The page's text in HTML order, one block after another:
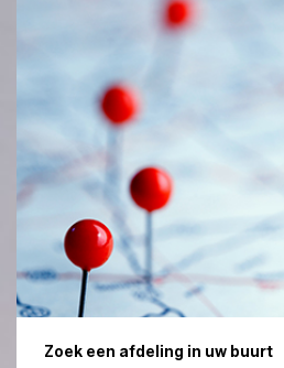
Zoek een afdeling in uw buurt